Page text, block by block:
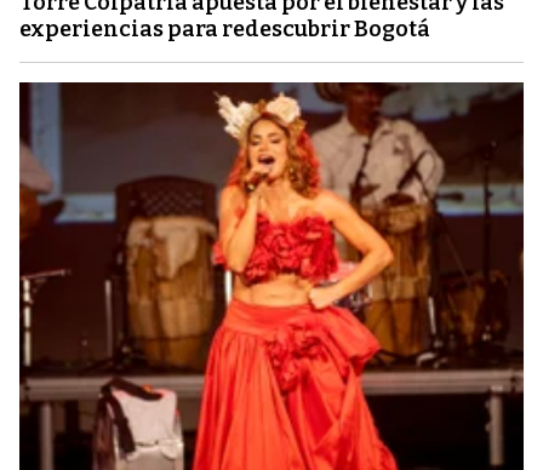
experiencias para redescubrir Bogotá